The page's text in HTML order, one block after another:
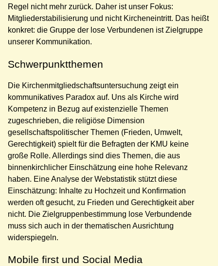
Regel nicht mehr zurück. Daher ist unser Fokus:
Mitgliederstabilisierung und nicht Kircheneintritt. Das heißt
konkret: die Gruppe der lose Verbundenen ist Zielgruppe
unserer Kommunikation.
Schwerpunktthemen
Die Kirchenmitgliedschaftsuntersuchung zeigt ein
kommunikatives Paradox auf. Uns als Kirche wird
Kompetenz in Bezug auf existenzielle Themen
zugeschrieben, die religiöse Dimension
gesellschaftspolitischer Themen (Frieden, Umwelt,
Gerechtigkeit) spielt für die Befragten der KMU keine
große Rolle. Allerdings sind dies Themen, die aus
binnenkirchlicher Einschätzung eine hohe Relevanz
haben. Eine Analyse der Webstatistik stützt diese
Einschätzung: Inhalte zu Hochzeit und Konfirmation
werden oft gesucht, zu Frieden und Gerechtigkeit aber
nicht. Die Zielgruppenbestimmung lose Verbundende
muss sich auch in der thematischen Ausrichtung
widerspiegeln.
Mobile first und Social Media